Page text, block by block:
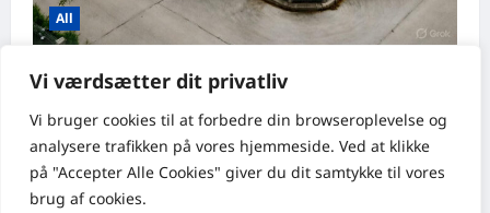
Vi værdsætter dit privatliv
Vi bruger cookies til at forbedre din browseroplevelse og
analysere trafikken på vores hjemmeside. Ved at klikke
på "Accepter Alle Cookies" giver du dit samtykke til vores
brug af cookies.
All
Industrial- og logistik-
| Lagerbygninger i Danmark
Irene oktober 29, 2025 0